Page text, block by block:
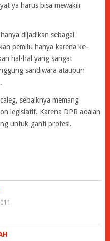
ya harus bisa mewakili
dijadikan sebagai
pemilu hanya karena ke-
hal-hal yang sangat
sandiwara ataupun
sebaiknya memang
legislatif. Karena DPR adalah
untuk ganti profesi.